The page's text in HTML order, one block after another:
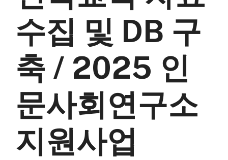
수집 및 DB 구
축 / 2025 인
문사회연구소
지원사업